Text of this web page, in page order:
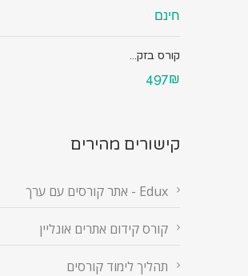
חינם
קורס בזק...
497₪
קישורים מהירים
Edux - אתר קורסים עם ערך
קורס קידום אתרים אונליין
תהליך לימוד קורסים